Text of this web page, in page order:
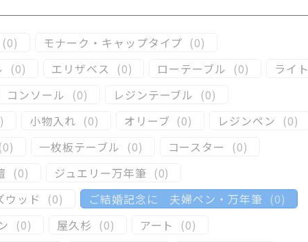
(0) モナーク・キャップタイプ (0)
(0) エリザベス (0) ローテーブル (0) ライト
コンソール (0) レジンテーブル (0)
) 小物入れ (0) オリーブ (0) レジンペン (0)
(0) 一枚板テーブル (0) コースター (0)
(0) ジュエリー万年筆 (0)
ウッド (0) ご結婚記念に 夫婦ペン・万年筆 (0)
(0) 屋久杉 (0) アート (0)